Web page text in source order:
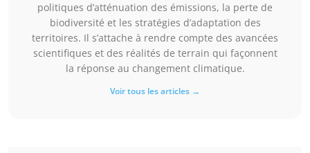
politiques d’atténuation des émissions, la perte de
biodiversité et les stratégies d’adaptation des
territoires. Il s’attache à rendre compte des avancées
scientifiques et des réalités de terrain qui façonnent
la réponse au changement climatique.
Voir tous les articles →